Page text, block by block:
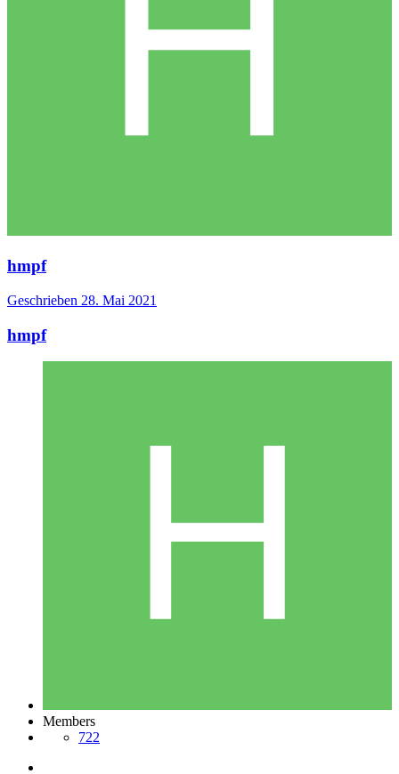
hmpf
Geschrieben 28. Mai 2021
hmpf
Members
722